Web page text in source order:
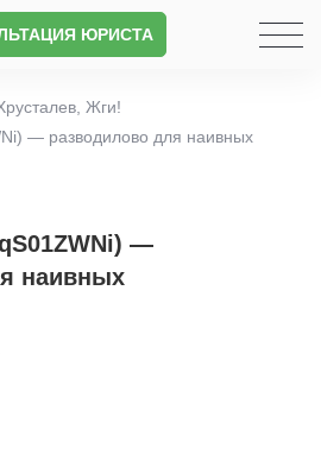
ЮРИСТА
Жги!
— разводилово для наивных
—
наивных